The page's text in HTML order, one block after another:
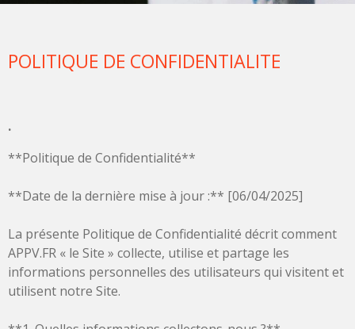
POLITIQUE DE CONFIDENTIALITE
.
**Politique de Confidentialité**
**Date de la dernière mise à jour :** [06/04/2025]
La présente Politique de Confidentialité décrit comment
APPV.FR « le Site » collecte, utilise et partage les
informations personnelles des utilisateurs qui visitent et
utilisent notre Site.